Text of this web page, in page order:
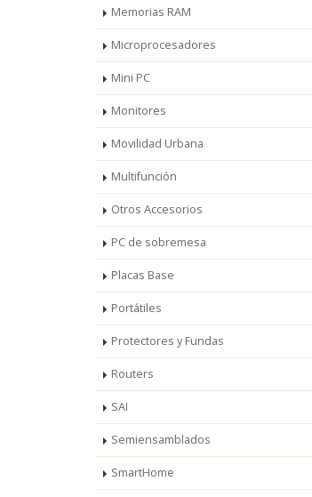
Memorias RAM
Microprocesadores
Mini PC
Monitores
Movilidad Urbana
Multifunción
Otros Accesorios
PC de sobremesa
Placas Base
Portátiles
Protectores y Fundas
Routers
SAI
Semiensamblados
SmartHome